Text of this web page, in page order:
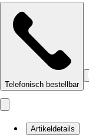
Telefonisch bestellbar
Artikeldetails